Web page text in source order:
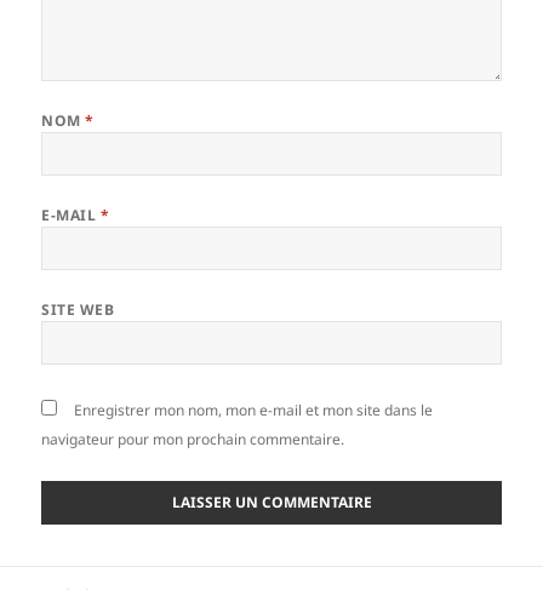
NOM*
E-MAIL *
SITE WEB
Enregistrer mon nom, mon e-mail et mon site dans le
navigateur pour mon prochain commentaire.